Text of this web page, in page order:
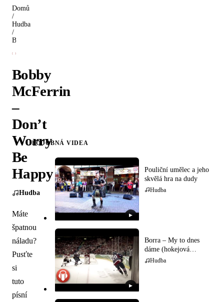
Domů
/
Hudba
/
Bobby
McFerrin
–
Don’t
Worry
Be
Happy
Hudba
Máte
špatnou
náladu?
Pusťte
si
tuto
písní
PODOBNÁ VIDEA
▶
Pouliční umělec a jeho
skvělá hra na dudy
Hudba
▶
Borra – My to dnes
dáme (hokejová
hymna)
Hudba